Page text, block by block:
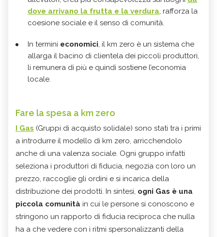
dove arrivano la frutta e la verdura, rafforza la
coesione sociale e il senso di comunità.
In termini economici, il km zero è un sistema che
allarga il bacino di clientela dei piccoli produttori,
li remunera di più e quindi sostiene l’economia
locale.
Fare la spesa a km zero
I Gas (Gruppi di acquisto solidale) sono stati tra i primi
a introdurre il modello di km zero, arricchendolo
anche di una valenza sociale. Ogni gruppo infatti
seleziona i produttori di fiducia, negozia con loro un
prezzo, raccoglie gli ordini e si incarica della
distribuzione dei prodotti. In sintesi, ogni Gas è una
piccola comunità in cui le persone si conoscono e
stringono un rapporto di fiducia reciproca che nulla
ha a che vedere con i ritmi spersonalizzanti della